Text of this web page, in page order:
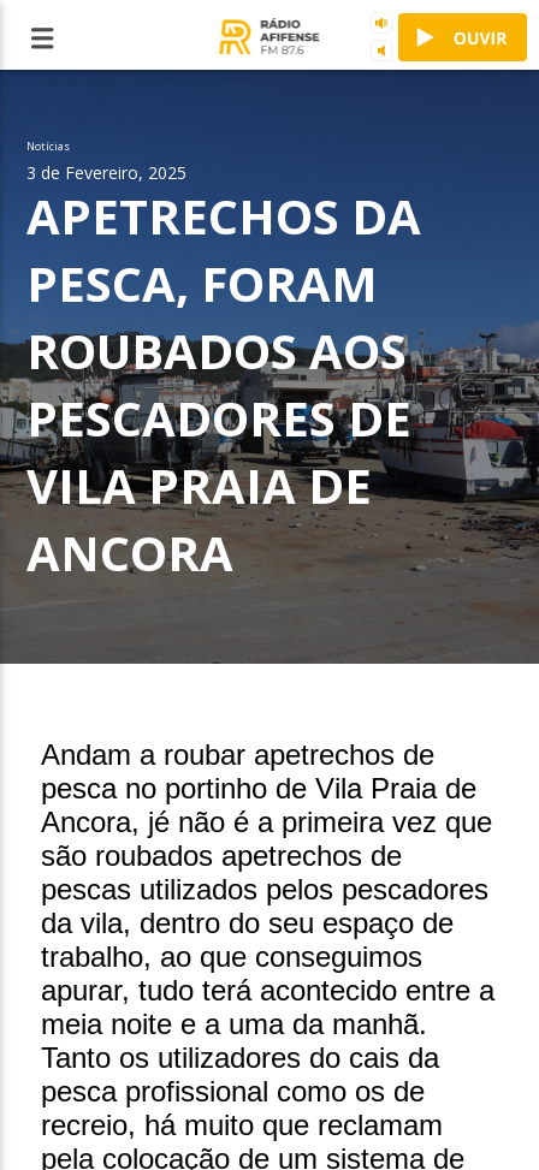
Notícias
3 de Fevereiro, 2025
APETRECHOS DA
PESCA, FORAM
ROUBADOS AOS
PESCADORES DE
VILA PRAIA DE
ANCORA
Andam a roubar apetrechos de
pesca no portinho de Vila Praia de
Ancora, jé não é a primeira vez que
são roubados apetrechos de
pescas utilizados pelos pescadores
da vila, dentro do seu espaço de
trabalho, ao que conseguimos
apurar, tudo terá acontecido entre a
meia noite e a uma da manhã.
Tanto os utilizadores do cais da
pesca profissional como os de
recreio, há muito que reclamam
pela colocação de um sistema de